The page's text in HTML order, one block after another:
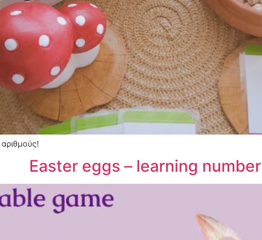
Easter eggs – learning